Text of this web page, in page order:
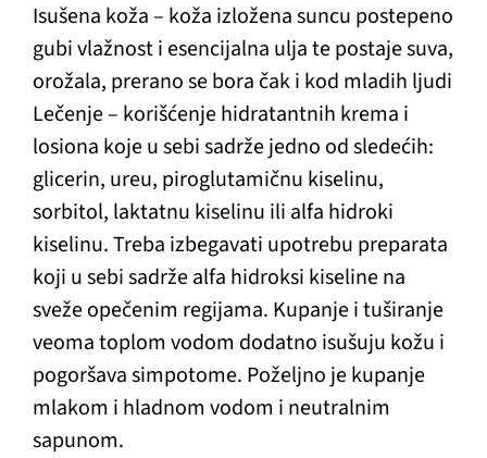
Isušena koža – koža izložena suncu postepeno
gubi vlažnost i esencijalna ulja te postaje suva,
orožala, prerano se bora čak i kod mladih ljudi
Lečenje – korišćenje hidratantnih krema i
losiona koje u sebi sadrže jedno od sledećih:
glicerin, ureu, piroglutamičnu kiselinu,
sorbitol, laktatnu kiselinu ili alfa hidroki
kiselinu. Treba izbegavati upotrebu preparata
koji u sebi sadrže alfa hidroksi kiseline na
sveže opečenim regijama. Kupanje i tuširanje
veoma toplom vodom dodatno isušuju kožu i
pogoršava simpotome. Poželjno je kupanje
mlakom i hladnom vodom i neutralnim
sapunom.